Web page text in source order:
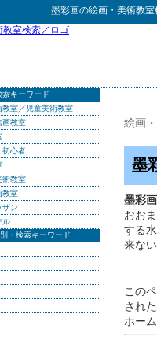
墨彩画の絵画・美術教室
絵画
墨
墨彩画
おお
する
来な
この
された
ホー
索キーワード
教室／児童美術教室
画教室
初心者
術教室
教室
ザン
ル
・検索キーワード